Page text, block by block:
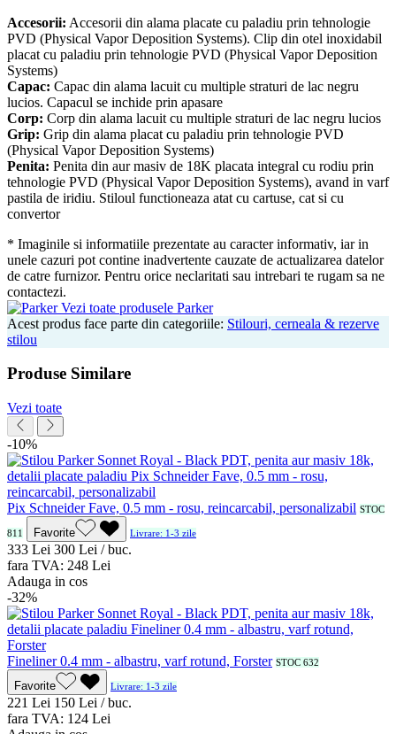
Accesorii: Accesorii din alama placate cu paladiu prin tehnologie
PVD (Physical Vapor Deposition Systems). Clip din otel inoxidabil
placat cu paladiu prin tehnologie PVD (Physical Vapor Deposition
Systems)
Capac: Capac din alama lacuit cu multiple straturi de lac negru
lucios. Capacul se inchide prin apasare
Corp: Corp din alama lacuit cu multiple straturi de lac negru lucios
Grip: Grip din alama placat cu paladiu prin tehnologie PVD
(Physical Vapor Deposition Systems)
Penita: Penita din aur masiv de 18K placata integral cu rodiu prin
tehnologie PVD (Physical Vapor Deposition Systems), avand in varf
pastila de iridiu. Stiloul functioneaza atat cu cartuse, cat si cu
convertor
* Imaginile si informatiile prezentate au caracter informativ, iar in
unele cazuri pot contine inadvertente cauzate de actualizarea datelor
de catre furnizor. Pentru orice neclaritati sau intrebari te rugam sa ne
contactezi.
Vezi toate produsele Parker
Acest produs face parte din categoriile: Stilouri, cerneala & rezerve
stilou
Produse Similare
Vezi toate
-10%
Pix Schneider Fave, 0.5 mm - rosu, reincarcabil, personalizabil STOC
811 Favorite Livrare: 1-3 zile
333 Lei 300 Lei / buc.
fara TVA: 248 Lei
Adauga in cos
-32%
Fineliner 0.4 mm - albastru, varf rotund, Forster STOC 632
Favorite Livrare: 1-3 zile
221 Lei 1 50 Lei / buc.
fara TVA: 1 24 Lei